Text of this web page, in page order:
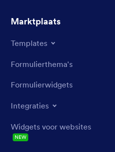
Marktplaats
Templates
Formulierthema's
Formulierwidgets
Integraties
Widgets voor websites
NEW